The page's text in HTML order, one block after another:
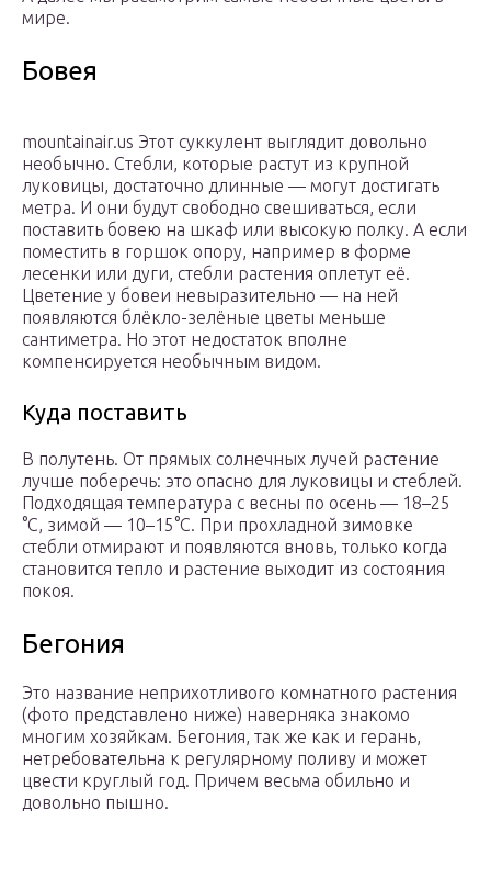
мире.
Бовея
mountainair.us Этот суккулент выглядит довольно
необычно. Стебли, которые растут из крупной
луковицы, достаточно длинные — могут достигать
метра. И они будут свободно свешиваться, если
поставить бовею на шкаф или высокую полку. А если
поместить в горшок опору, например в форме
лесенки или дуги, стебли растения оплетут её.
Цветение у бовеи невыразительно — на ней
появляются блёкло-зелёные цветы меньше
сантиметра. Но этот недостаток вполне
компенсируется необычным видом.
Куда поставить
В полутень. От прямых солнечных лучей растение
лучше поберечь: это опасно для луковицы и стеблей.
Подходящая температура с весны по осень — 18–25
°С, зимой — 10–15°С. При прохладной зимовке
стебли отмирают и появляются вновь, только когда
становится тепло и растение выходит из состояния
покоя.
Бегония
Это название неприхотливого комнатного растения
(фото представлено ниже) наверняка знакомо
многим хозяйкам. Бегония, так же как и герань,
нетребовательна к регулярному поливу и может
цвести круглый год. Причем весьма обильно и
довольно пышно.